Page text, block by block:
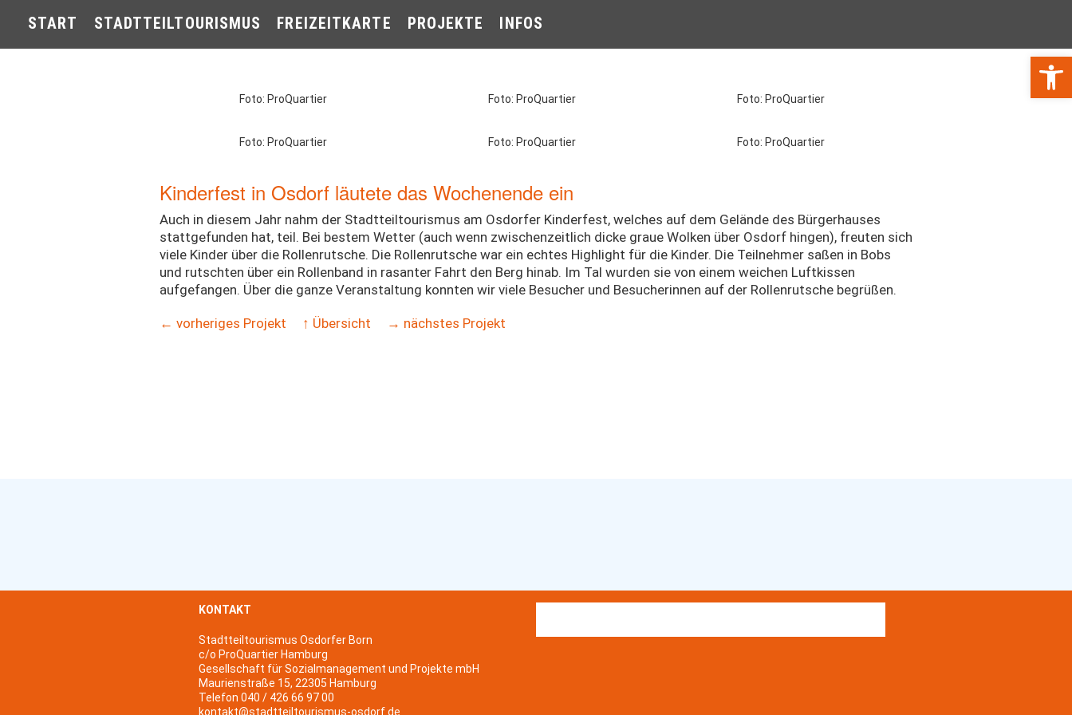
START STADTTEILTOURISMUS FREIZEITKARTE PROJEKTE INFOS
Foto: ProQuartier Foto: ProQuartier Foto: ProQuartier
Foto: ProQuartier Foto: ProQuartier Foto: ProQuartier
Kinderfest in Osdorf läutete das Wochenende ein
Auch in diesem Jahr nahm der Stadtteiltourismus am Osdorfer Kinderfest, welches auf dem Gelände des Bürgerhauses
stattgefunden hat, teil. Bei bestem Wetter (auch wenn zwischenzeitlich dicke graue Wolken über Osdorf hingen), freuten sich
viele Kinder über die Rollenrutsche. Die Rollenrutsche war ein echtes Highlight für die Kinder. Die Teilnehmer saßen in Bobs
und rutschten über ein Rollenband in rasanter Fahrt den Berg hinab. Im Tal wurden sie von einem weichen Luftkissen
aufgefangen. Über die ganze Veranstaltung konnten wir viele Besucher und Besucherinnen auf der Rollenrutsche begrüßen.
← vorheriges Projekt ↑ Übersicht → nächstes Projekt
KONTAKT
Stadtteiltourismus Osdorfer Born
c/o ProQuartier Hamburg
Gesellschaft für Sozialmanagement und Projekte mbH
Maurienstraße 15, 22305 Hamburg
Telefon 040 / 426 66 97 00
kontakt@stadtteiltourismus-osdorf.de